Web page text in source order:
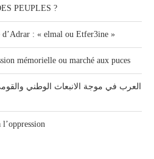
PEUPLES ?
d’Adrar : « elmal ou Etfer3ine »
mémorielle ou marché aux puces
العرب في موجة الانبعاث الوطني